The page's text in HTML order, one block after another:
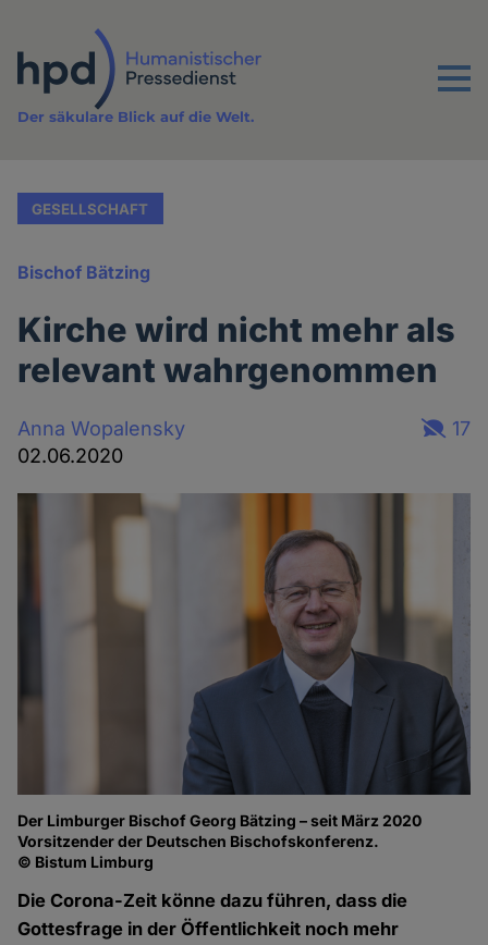
Inhalt
Menu
Der säkulare Blick auf die Welt.
GESELLSCHAFT
Bischof Bätzing
Kirche wird nicht mehr als
relevant wahrgenommen
Anna Wopalensky
02.06.2020
17
Der Limburger Bischof Georg Bätzing – seit März 2020
Vorsitzender der Deutschen Bischofskonferenz.
© Bistum Limburg
Die Corona-Zeit könne dazu führen, dass die
Gottesfrage in der Öffentlichkeit noch mehr